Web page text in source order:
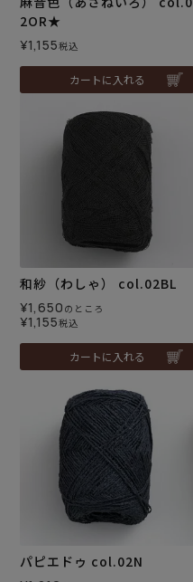
2OR★
¥1,155税込
カートに入れる
和紗（わしゃ） col.02BL
¥1,650 のところ
¥1,155税込
カートに入れる
パピエドゥ col.02N